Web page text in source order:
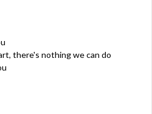
there's nothing we can do